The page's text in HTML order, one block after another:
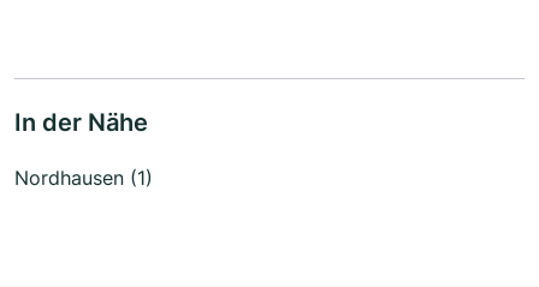
In der Nähe
Nordhausen (1)